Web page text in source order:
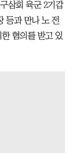
삼회 육군 2기갑
등과 만나 노 전
혐의를 받고 있